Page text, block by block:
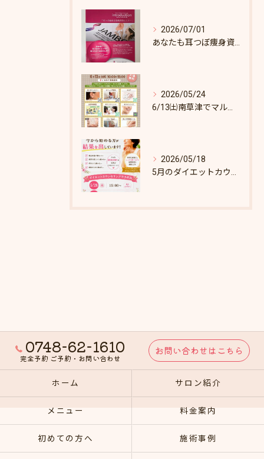
2026/07/01
2026/05/24
2026/05/18
0748-62-1610
完全予約 ご予約・お問い合わせ
お問い合わせはこちら
ホーム サロン紹介
メニュー 料金案内
初めての方へ 施術事例